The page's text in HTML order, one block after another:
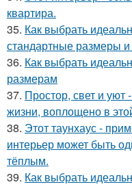
квартира.
35. Как выбрать
стандартные размеры
36. Как выбрать
размерам
37. Простор, свет и
жизни, воплощено в
38. Этот таунхаус -
интерьер может быть
тёплым.
39. Как выбрать